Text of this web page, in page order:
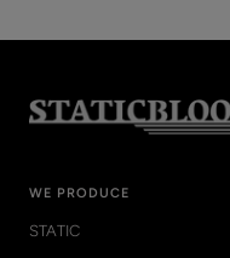
WE PRODUCE
STATIC